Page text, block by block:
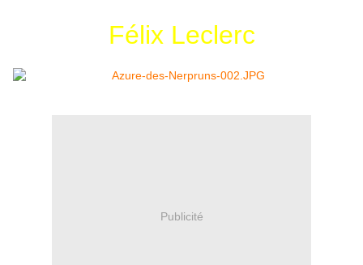
Félix Leclerc
Publicité